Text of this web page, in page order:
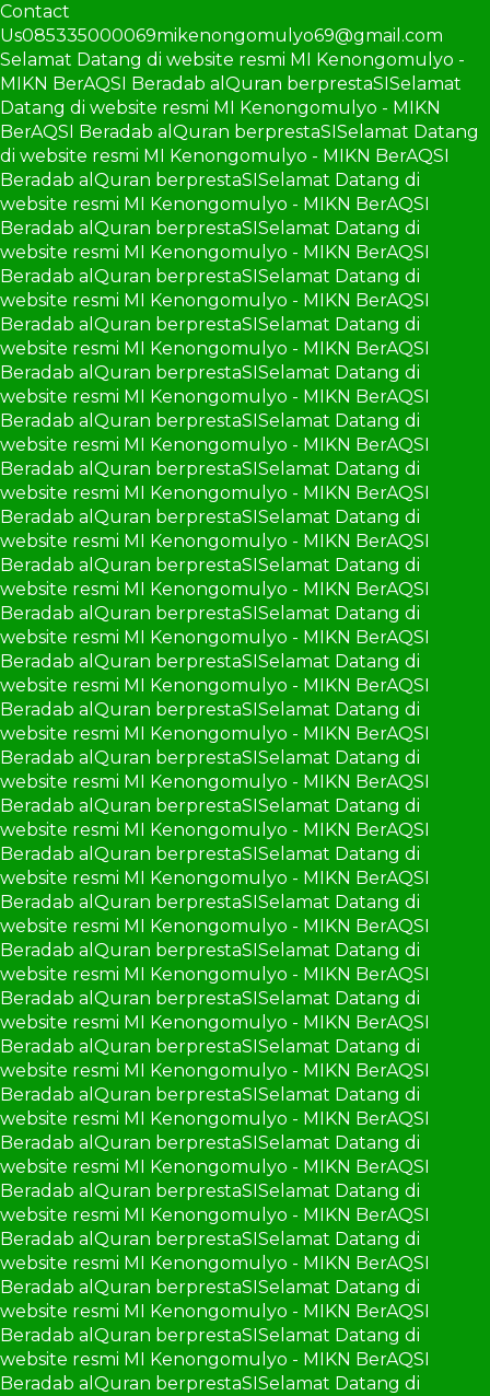
Contact
Us085335000069mikenongomulyo69@gmail.com
Selamat Datang di website resmi MI Kenongomulyo -
MIKN BerAQSI Beradab alQuran berprestaSISelamat
Datang di website resmi MI Kenongomulyo - MIKN
BerAQSI Beradab alQuran berprestaSISelamat Datang
di website resmi MI Kenongomulyo - MIKN BerAQSI
Beradab alQuran berprestaSISelamat Datang di
website resmi MI Kenongomulyo - MIKN BerAQSI
Beradab alQuran berprestaSISelamat Datang di
website resmi MI Kenongomulyo - MIKN BerAQSI
Beradab alQuran berprestaSISelamat Datang di
website resmi MI Kenongomulyo - MIKN BerAQSI
Beradab alQuran berprestaSISelamat Datang di
website resmi MI Kenongomulyo - MIKN BerAQSI
Beradab alQuran berprestaSISelamat Datang di
website resmi MI Kenongomulyo - MIKN BerAQSI
Beradab alQuran berprestaSISelamat Datang di
website resmi MI Kenongomulyo - MIKN BerAQSI
Beradab alQuran berprestaSISelamat Datang di
website resmi MI Kenongomulyo - MIKN BerAQSI
Beradab alQuran berprestaSISelamat Datang di
website resmi MI Kenongomulyo - MIKN BerAQSI
Beradab alQuran berprestaSISelamat Datang di
website resmi MI Kenongomulyo - MIKN BerAQSI
Beradab alQuran berprestaSISelamat Datang di
website resmi MI Kenongomulyo - MIKN BerAQSI
Beradab alQuran berprestaSISelamat Datang di
website resmi MI Kenongomulyo - MIKN BerAQSI
Beradab alQuran berprestaSISelamat Datang di
website resmi MI Kenongomulyo - MIKN BerAQSI
Beradab alQuran berprestaSISelamat Datang di
website resmi MI Kenongomulyo - MIKN BerAQSI
Beradab alQuran berprestaSISelamat Datang di
website resmi MI Kenongomulyo - MIKN BerAQSI
Beradab alQuran berprestaSISelamat Datang di
website resmi MI Kenongomulyo - MIKN BerAQSI
Beradab alQuran berprestaSISelamat Datang di
website resmi MI Kenongomulyo - MIKN BerAQSI
Beradab alQuran berprestaSISelamat Datang di
website resmi MI Kenongomulyo - MIKN BerAQSI
Beradab alQuran berprestaSISelamat Datang di
website resmi MI Kenongomulyo - MIKN BerAQSI
Beradab alQuran berprestaSISelamat Datang di
website resmi MI Kenongomulyo - MIKN BerAQSI
Beradab alQuran berprestaSISelamat Datang di
website resmi MI Kenongomulyo - MIKN BerAQSI
Beradab alQuran berprestaSISelamat Datang di
website resmi MI Kenongomulyo - MIKN BerAQSI
Beradab alQuran berprestaSISelamat Datang di
website resmi MI Kenongomulyo - MIKN BerAQSI
Beradab alQuran berprestaSISelamat Datang di
website resmi MI Kenongomulyo - MIKN BerAQSI
Beradab alQuran berprestaSISelamat Datang di
website resmi MI Kenongomulyo - MIKN BerAQSI
Beradab alQuran berprestaSISelamat Datang di
website resmi MI Kenongomulyo - MIKN BerAQSI
Beradab alQuran berprestaSISelamat Datang di